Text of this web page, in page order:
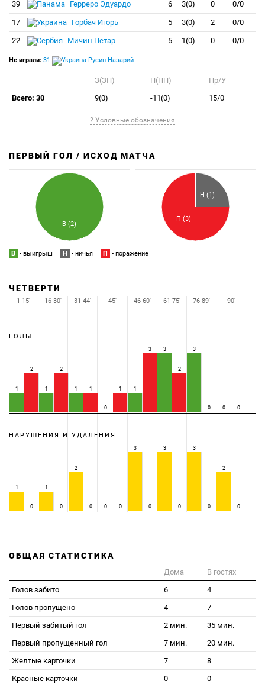
39 Герреро Эдуардо 6 3(0) 0 0/0
17 Горбач Игорь 5 3(0) 2 0/0
22 Мичин Петар 5 1(0) 0 0/0
Не играли: 31 Русин Назарий
З(ЗП) П(ПП)
Пр/У
Всего: 30
9(0) -11(0) 15/0
? Условные обозначения
ПЕРВЫЙ ГОЛ / ИСХОД МАТЧА
В (2)
Н (1)
П (3)
В - выигрыш Н - ничья П - поражение
ЧЕТВЕРТИ
ГОЛЫ
1
2
1
2
1 1
0
1 1
3 3
2
3
0 0 0
НАРУШЕНИЯ И УДАЛЕНИЯ
1
0
1
0
2
0 0 0
3
0
3
0
3
0
2
0
1-15' 16-30' 31-44' 45' 46-60' 61-75' 76-89' 90'
ОБЩАЯ СТАТИСТИКА
Дома
В гостях
Голов забито
6
4
Голов пропущено
4
7
Первый забитый гол
2 мин.
35 мин.
Первый пропущенный гол
7 мин.
20 мин.
Желтые карточки
7
8
Красные карточки
0
0